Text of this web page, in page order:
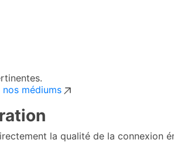
médiums
la qualité de la connexion